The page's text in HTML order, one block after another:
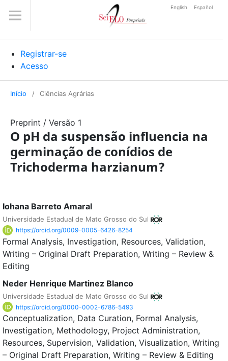
Registrar-se
Acesso
English Español
Início / Ciências Agrárias
Preprint / Versão 1
O pH da suspensão influencia na
germinação de conídios de
Trichoderma harzianum?
Iohana Barreto Amaral
Universidade Estadual de Mato Grosso do Sul
https://orcid.org/0009-0005-6426-8254
Formal Analysis Investigation Resources Validation
Writing – Original Draft Preparation Writing – Review &
Editing
Neder Henrique Martinez Blanco
Universidade Estadual de Mato Grosso do Sul
https://orcid.org/0000-0002-6786-5493
Conceptualization Data Curation Formal Analysis
Investigation Methodology Project Administration
Resources Supervision Validation Visualization Writing
– Original Draft Preparation Writing – Review & Editing